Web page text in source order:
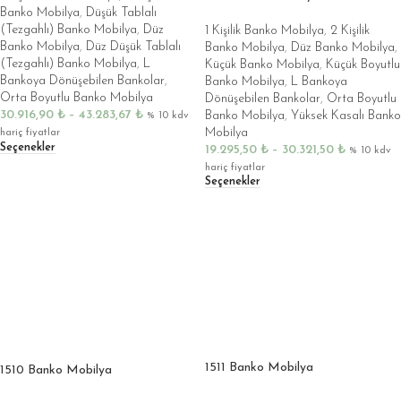
Banko Mobilya, Düşük Tablalı
(Tezgahlı) Banko Mobilya, Düz
Banko Mobilya, Düz Düşük Tablalı
(Tezgahlı) Banko Mobilya, L
Bankoya Dönüşebilen Bankolar,
Orta Boyutlu Banko Mobilya
30.916,90 ₺ – 43.283,67 ₺ % 10 kdv
hariç fiyatlar
Seçenekler
1 Kişilik Banko Mobilya, 2 Kişilik
Banko Mobilya, Düz Banko Mobilya,
Küçük Banko Mobilya, Küçük Boyutlu
Banko Mobilya, L Bankoya
Dönüşebilen Bankolar, Orta Boyutlu
Banko Mobilya, Yüksek Kasalı Banko
Mobilya
19.295,50 ₺ – 30.321,50 ₺ % 10 kdv
hariç fiyatlar
Seçenekler
1510 Banko Mobilya 1511 Banko Mobilya